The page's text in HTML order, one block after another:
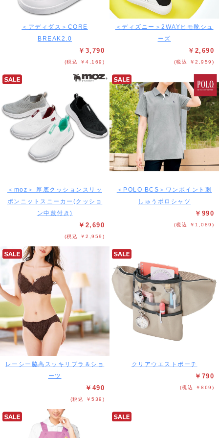
＜アディダス＞CORE
BREAK2.0
￥3,790
(税込 ￥4,169)
＜ディズニー＞2WAYヒモ靴シュ
ーズ
￥2,690
(税込 ￥2,959)
＜moz＞ 厚底クッションスリッ
ポンニットスニーカー(クッショ
ン中敷付き)
￥2,690
(税込 ￥2,959)
＜POLO BCS＞ワンポイント刺
しゅうポロシャツ
￥990
(税込 ￥1,089)
レーシー脇高スッキリブラ＆ショ
ーツ
￥490
(税込 ￥539)
クリアウエストポーチ
￥790
(税込 ￥869)